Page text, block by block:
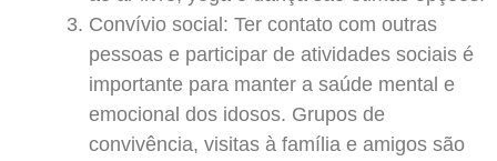
Convívio social: Ter contato com outras
pessoas e participar de atividades sociais é
importante para manter a saúde mental e
emocional dos idosos. Grupos de
convivência, visitas à família e amigos são